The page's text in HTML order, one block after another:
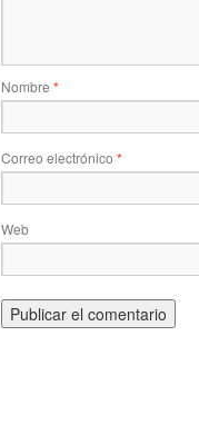
Nombre *
Correo electrónico *
Web